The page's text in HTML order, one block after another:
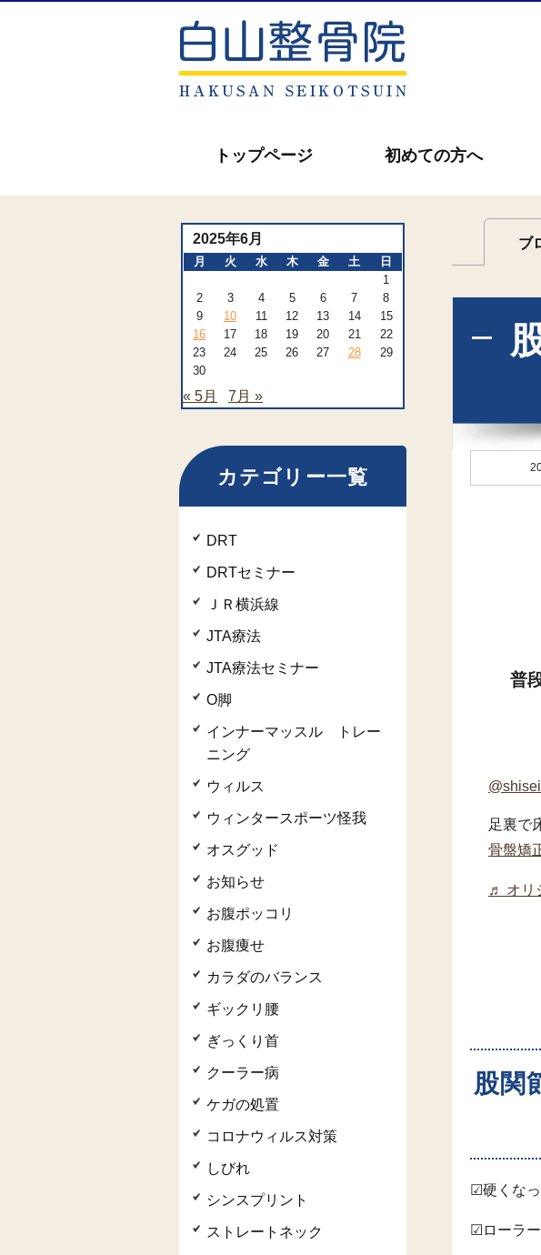
トップページ 初めての方へ
ブ
普
足裏で
骨盤矯
♬ オリ
股関
☑硬くな
☑ローラ
2025年6月
月 火 水 木 金 土
日
1
2
3 4 5 6 7
8
9
10 11 12 13 14
15
16
17 18 19 20 21
22
23
24 25 26 27 28
29
30
« 5月 7月 »
カテゴリー一覧
DRT
DRTセミナー
ＪＲ横浜線
JTA療法
JTA療法セミナー
O脚
インナーマッスル トレー
ニング
ウィルス
ウィンタースポーツ怪我
オスグッド
お知らせ
お腹ポッコリ
お腹痩せ
カラダのバランス
ギックリ腰
ぎっくり首
クーラー病
ケガの処置
コロナウィルス対策
しびれ
シンスプリント
ストレートネック